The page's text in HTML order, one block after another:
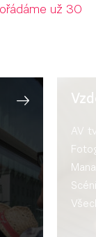
už 30
AV